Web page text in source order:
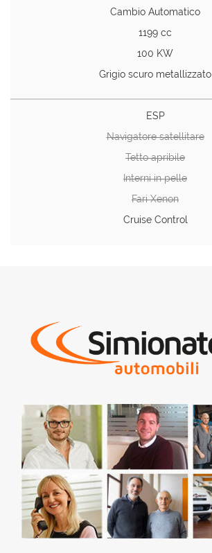
Cambio Automatico
1199 cc
100 KW
Grigio scuro metallizzato
ESP
Navigatore satellitare
Tetto apribile
Interni in pelle
Fari Xenon
Cruise Control